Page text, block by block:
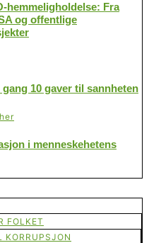
hemmeligholdelse: Fra
og offentlige
10 gaver til sannheten
i menneskehetens
FOLKET
KORRUPSJON